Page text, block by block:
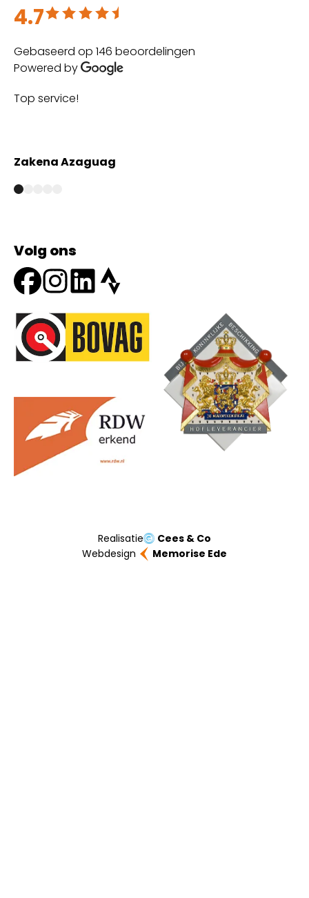
4.7
Beoordeeld met 4.7 uit 5
Gebaseerd op 146 beoordelingen
Powered by
Top service!
Zakena Azaguag
Volg ons
Onze partners
Realisatie
Cees & Co
Webdesign
Memorise Ede